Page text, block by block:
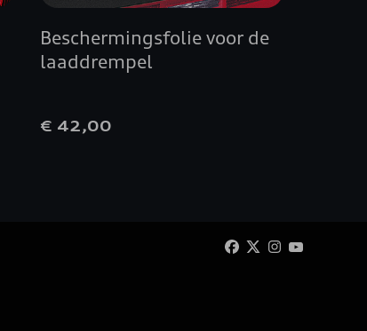
Beschermingsfolie voor de
laaddrempel
€ 42,00